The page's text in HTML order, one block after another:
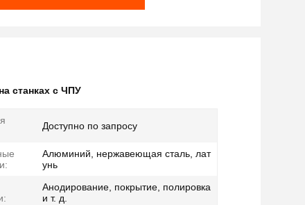
станках с ЧПУ
Доступно по запросу
Алюминий, нержавеющая сталь, лат
унь
Анодирование, покрытие, полировка
и т. д.